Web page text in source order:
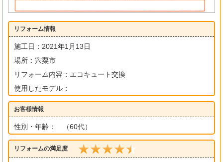
リフォーム情報
施工日：2021年1月13日
場所：宍粟市
リフォーム内容：エコキュート交換
使用したモデル：
お客様情報
性別・年齢： （60代）
リフォームの満足度